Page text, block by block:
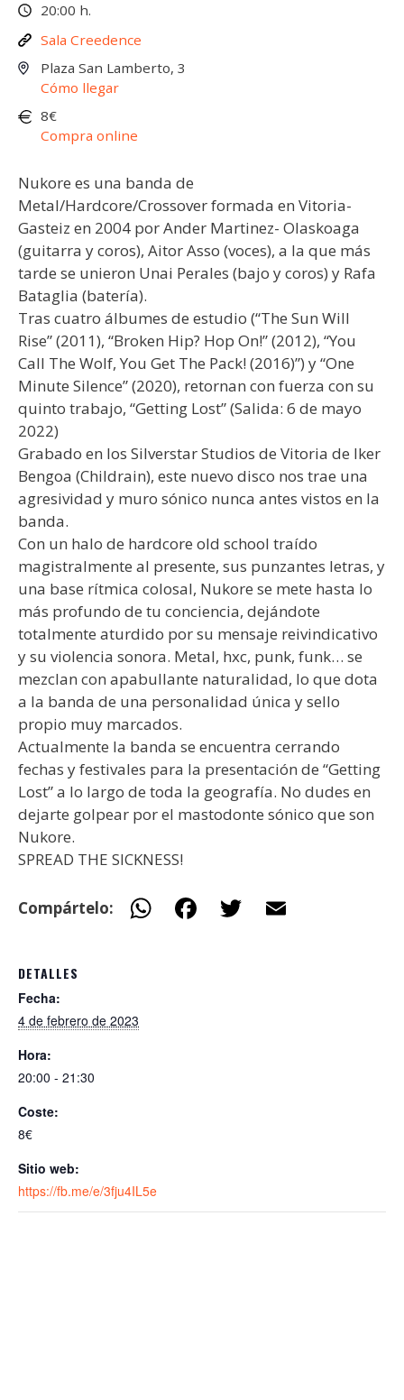
20:00 h.
Sala Creedence
Plaza San Lamberto, 3
Cómo llegar
8€
Compra online
Nukore es una banda de
Metal/Hardcore/Crossover formada en Vitoria-
Gasteiz en 2004 por Ander Martinez- Olaskoaga
(guitarra y coros), Aitor Asso (voces), a la que más
tarde se unieron Unai Perales (bajo y coros) y Rafa
Bataglia (batería).
Tras cuatro álbumes de estudio (“The Sun Will
Rise” (2011), “Broken Hip? Hop On!” (2012), “You
Call The Wolf, You Get The Pack! (2016)”) y “One
Minute Silence” (2020), retornan con fuerza con su
quinto trabajo, “Getting Lost” (Salida: 6 de mayo
2022)
Grabado en los Silverstar Studios de Vitoria de Iker
Bengoa (Childrain), este nuevo disco nos trae una
agresividad y muro sónico nunca antes vistos en la
banda.
Con un halo de hardcore old school traído
magistralmente al presente, sus punzantes letras, y
una base rítmica colosal, Nukore se mete hasta lo
más profundo de tu conciencia, dejándote
totalmente aturdido por su mensaje reivindicativo
y su violencia sonora. Metal, hxc, punk, funk… se
mezclan con apabullante naturalidad, lo que dota
a la banda de una personalidad única y sello
propio muy marcados.
Actualmente la banda se encuentra cerrando
fechas y festivales para la presentación de “Getting
Lost” a lo largo de toda la geografía. No dudes en
dejarte golpear por el mastodonte sónico que son
Nukore.
SPREAD THE SICKNESS!
Compártelo: W
DETALLES
Fecha:
4 de febrero de 2023
Hora:
20:00 - 21:30
Coste:
8€
Sitio web:
https://fb.me/e/3fju4IL5e